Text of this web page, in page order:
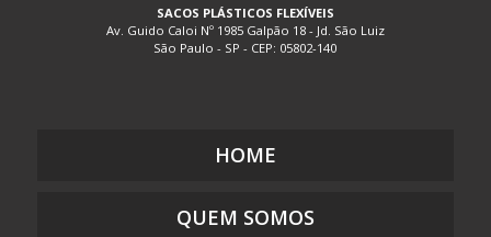
EMBALAGEM PLÁSTICA BIODEGRADÁVEL
EMBALAGEM PLÁSTICA BOLHA
EMBALAGEM PLÁSTICA COM ZIP
SACOS PLÁSTICOS FLEXÍVEIS
Av. Guido Caloi Nº 1985 Galpão 18 - Jd. São Luiz
São Paulo - SP - CEP: 05802-140
HOME
QUEM SOMOS